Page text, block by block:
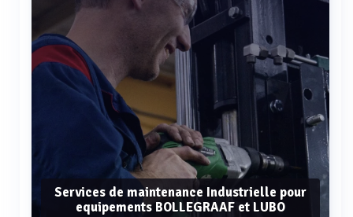
Services de maintenance Industrielle pour
equipements BOLLEGRAAF et LUBO